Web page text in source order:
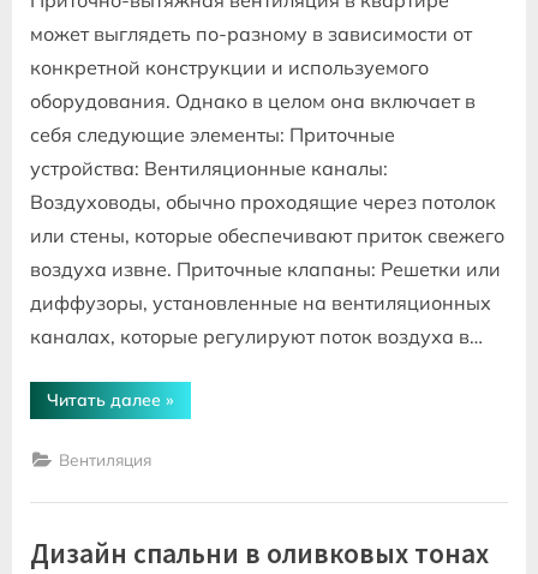
может выглядеть по-разному в зависимости от
конкретной конструкции и используемого
оборудования. Однако в целом она включает в
себя следующие элементы: Приточные
устройства: Вентиляционные каналы:
Воздуховоды, обычно проходящие через потолок
или стены, которые обеспечивают приток свежего
воздуха извне. Приточные клапаны: Решетки или
диффузоры, установленные на вентиляционных
каналах, которые регулируют поток воздуха в…
Читать далее “Как
выглядит
квартире”
»
Вентиляция
Дизайн спальни в оливковых тонах